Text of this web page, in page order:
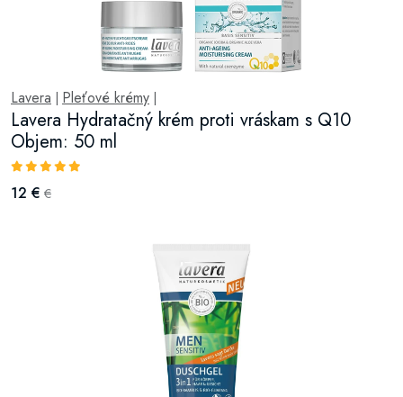
Lavera Pleťové krémy
Lavera Hydratačný krém proti vráskam s Q10
Objem: 50 ml
12 € €